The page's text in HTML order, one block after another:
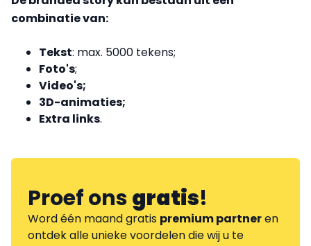
combinatie van:
Tekst: max. 5000 tekens;
Foto's;
Video's;
3D-animaties;
Extra links.
Proef onsgratis!
Word één maand gratis premium partneren
ontdek alle unieke voordelen die wij u te